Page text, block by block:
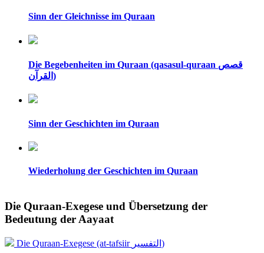
Sinn der Gleichnisse im Quraan
Die Begebenheiten im Quraan (qasasul-quraan قصص
القرآن)
Sinn der Geschichten im Quraan
Wiederholung der Geschichten im Quraan
Die Quraan-Exegese und Übersetzung der
Bedeutung der Aayaat
Die Quraan-Exegese (at-tafsiir التفسير)